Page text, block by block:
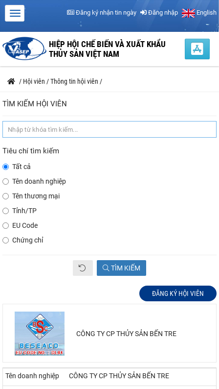
Đăng ký nhận tin ngày Đăng nhập English
HIỆP HỘI CHẾ BIẾN VÀ XUẤT KHẨU
THỦY SẢN VIỆT NAM
/ Hội viên /Thông tin hội viên /
TÌM KIẾM HỘI VIÊN
Tiêu chí tìm kiếm
Tất cả
Tên doanh nghiệp
Tên thương mại
Tỉnh/TP
EU Code
Chứng chỉ
TÌM KIẾM
ĐĂNG KÝ HỘI VIÊN
CÔNG TY CP THỦY SẢN BẾN TRE
Tên doanh nghiệp CÔNG TY CP THỦY SẢN BẾN TRE